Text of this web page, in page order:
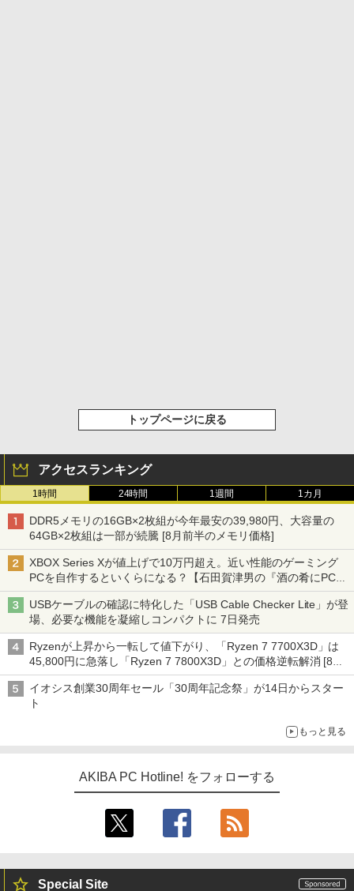
トップページに戻る
アクセスランキング
1時間 24時間 1週間 1カ月
DDR5メモリの16GB×2枚組が今年最安の39,980円、大容量の
64GB×2枚組は一部が続騰 [8月前半のメモリ価格]
XBOX Series Xが値上げで10万円超え。近い性能のゲーミング
PCを自作するといくらになる？【石田賀津男の『酒の肴にPCゲ
ーム』】
USBケーブルの確認に特化した「USB Cable Checker Lite」が登
場、必要な機能を凝縮しコンパクトに 7日発売
Ryzenが上昇から一転して値下がり、「Ryzen 7 7700X3D」は
45,800円に急落し「Ryzen 7 7800X3D」との価格逆転解消 [8月
前半のCPU価格]
イオシス創業30周年セール「30周年記念祭」が14日からスター
ト
もっと見る
AKIBA PC Hotline! をフォローする
Special Site